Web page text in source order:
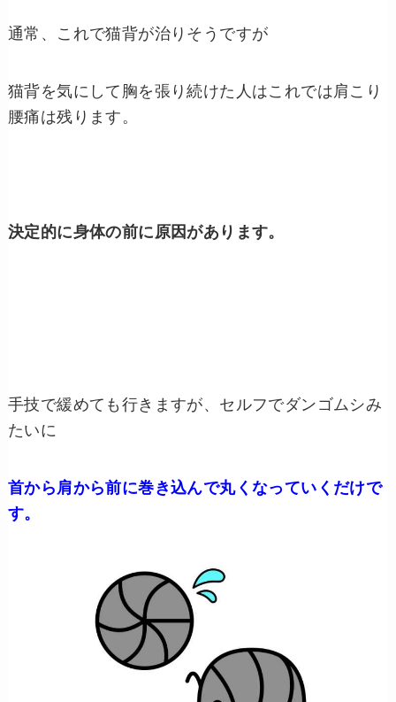
通常、これで猫背が治りそうですが
猫背を気にして胸を張り続けた人はこれでは肩こり
腰痛は残ります。
決定的に身体の前に原因があります。
手技で緩めても行きますが、セルフでダンゴムシみ
たいに
首から肩から前に巻き込んで丸くなっていくだけで
す。